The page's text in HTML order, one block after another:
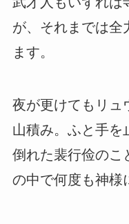
が、それまでは全
ます。
夜が更けてもリュ
山積み。ふと手を
倒れた裴行俭のこ
の中で何度も神様